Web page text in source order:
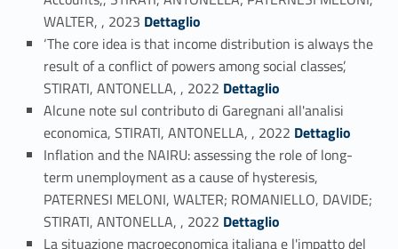
WALTER, , 2023 Link identifier #identifier_person_153241-8Dettaglio
‘The core idea is that income distribution is always the
result of a conflict of powers among social classes’,
STIRATI, ANTONELLA, , 2022 Link identifier #identifier_person_47675-9Dettaglio
Alcune note sul contributo di Garegnani all'analisi
economica, STIRATI, ANTONELLA, , 2022 Link identifier #identifier_person_115691-10
Dettaglio
Inflation and the NAIRU: assessing the role of long-
term unemployment as a cause of hysteresis,
PATERNESI MELONI, WALTER; ROMANIELLO, DAVIDE;
STIRATI, ANTONELLA, , 2022 Link identifier #identifier_person_97844-11
Dettaglio
La situazione macroeconomica italiana e l'impatto del